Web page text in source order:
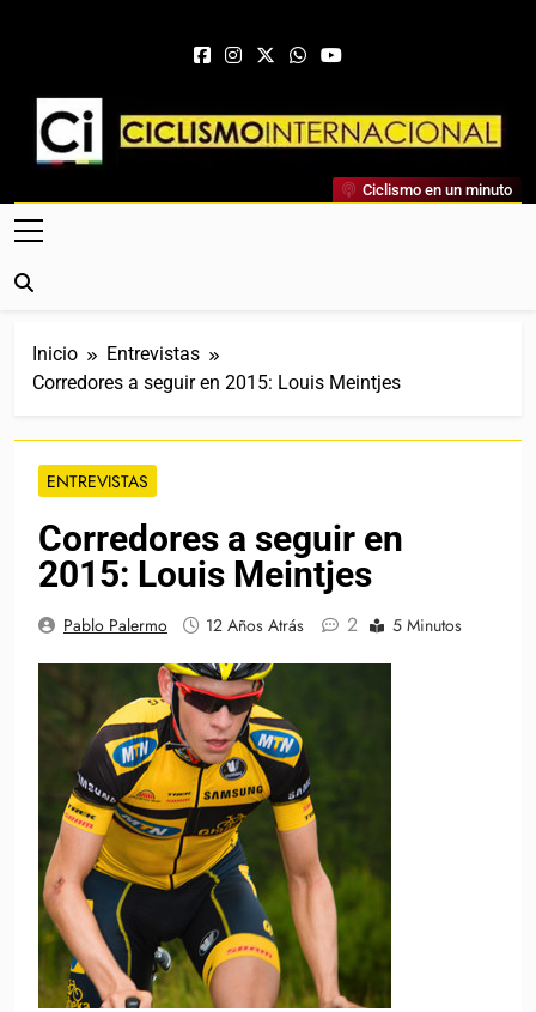
Ciclismo Internacional
Web Dedicada Al Ciclismo Mundial. Entrevistas, Análisis,
Crónicas, Previas Y Más. La Web Ciclista De Referencia.
Ciclismo en un minuto
Inicio
Entrevistas
Corredores a seguir en 2015: Louis Meintjes
ENTREVISTAS
Corredores a seguir en
2015: Louis Meintjes
Pablo Palermo 12 Años Atrás 2 5 Minutos